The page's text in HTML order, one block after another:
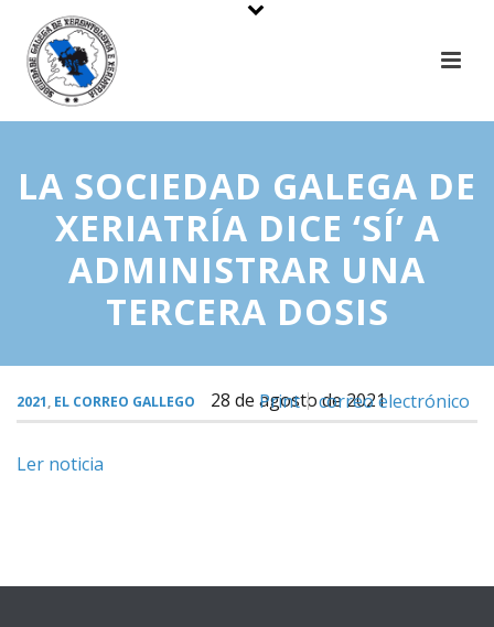
LA SOCIEDAD GALEGA DE
XERIATRÍA DICE ‘SÍ’ A
ADMINISTRAR UNA
TERCERA DOSIS
Print correo electrónico
2021, EL CORREO GALLEGO 28 de agosto de 2021
Ler noticia